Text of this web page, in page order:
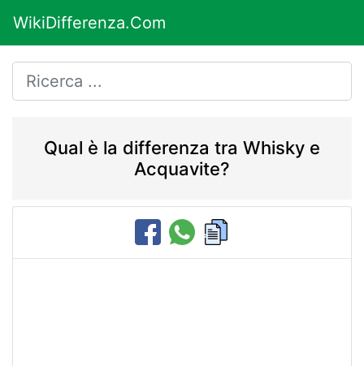
WikiDifferenza.Com
Qual è la differenza tra Whisky e
Acquavite?